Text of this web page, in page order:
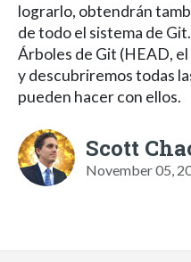
lograrlo, obtendrán
de todo el sistema de
Árboles de Git (HEAD,
y descubriremos todas
pueden hacer con ellos.
Scott
November 05,